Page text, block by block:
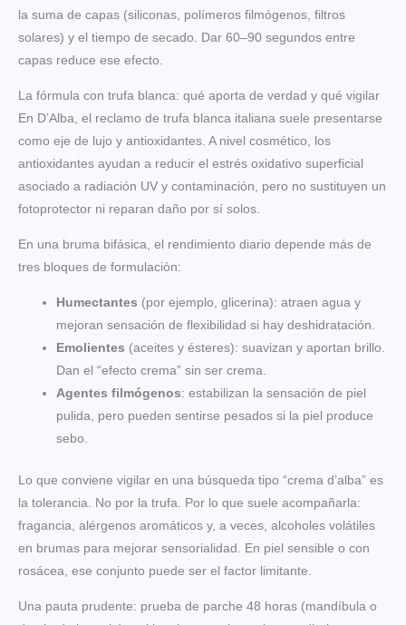
la suma de capas (siliconas, polímeros filmógenos, filtros
solares) y el tiempo de secado. Dar 60–90 segundos entre
capas reduce ese efecto.
La fórmula con trufa blanca: qué aporta de verdad y qué vigilar
En D’Alba, el reclamo de trufa blanca italiana suele presentarse
como eje de lujo y antioxidantes. A nivel cosmético, los
antioxidantes ayudan a reducir el estrés oxidativo superficial
asociado a radiación UV y contaminación, pero no sustituyen un
fotoprotector ni reparan daño por sí solos.
En una bruma bifásica, el rendimiento diario depende más de
tres bloques de formulación:
Humectantes (por ejemplo, glicerina): atraen agua y
mejoran sensación de flexibilidad si hay deshidratación.
Emolientes (aceites y ésteres): suavizan y aportan brillo.
Dan el “efecto crema” sin ser crema.
Agentes filmógenos: estabilizan la sensación de piel
pulida, pero pueden sentirse pesados si la piel produce
sebo.
Lo que conviene vigilar en una búsqueda tipo “crema d’alba” es
la tolerancia. No por la trufa. Por lo que suele acompañarla:
fragancia, alérgenos aromáticos y, a veces, alcoholes volátiles
en brumas para mejorar sensorialidad. En piel sensible o con
rosácea, ese conjunto puede ser el factor limitante.
Una pauta prudente: prueba de parche 48 horas (mandíbula o